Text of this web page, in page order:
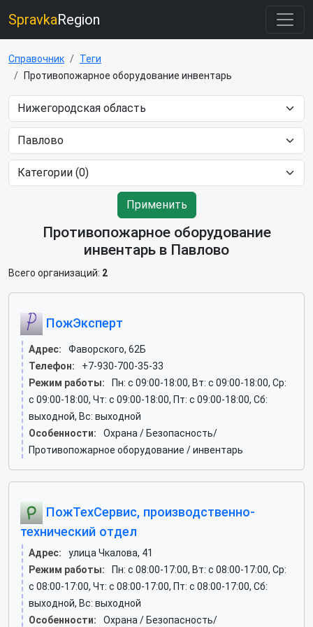
SpravkaRegion
Справочник
Теги
Противопожарное оборудование инвентарь
Применить
Противопожарное оборудование
инвентарь в Павлово
Всего организаций: 2
ПожЭксперт
Адрес:
Фаворского, 62Б
Телефон:
+7-930-700-35-33
Режим работы:
Пн: c 09:00-18:00, Вт: c 09:00-18:00, Ср:
c 09:00-18:00, Чт: c 09:00-18:00, Пт: c 09:00-18:00, Сб:
выходной, Вс: выходной
Особенности:
Охрана / Безопасность/
Противопожарное оборудование / инвентарь
ПожТехСервис, производственно-
технический отдел
Адрес:
улица Чкалова, 41
Режим работы:
Пн: c 08:00-17:00, Вт: c 08:00-17:00, Ср:
c 08:00-17:00, Чт: c 08:00-17:00, Пт: c 08:00-17:00, Сб:
выходной, Вс: выходной
Особенности:
Охрана / Безопасность/